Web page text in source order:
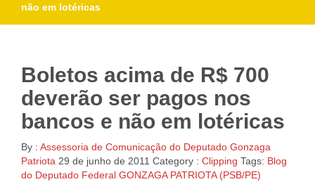
não em lotéricas
Boletos acima de R$ 700
deverão ser pagos nos
bancos e não em lotéricas
By : Assessoria de Comunicação do Deputado Gonzaga
Patriota 29 de junho de 2011 Category : Clipping Tags: Blog
do Deputado Federal GONZAGA PATRIOTA (PSB/PE)